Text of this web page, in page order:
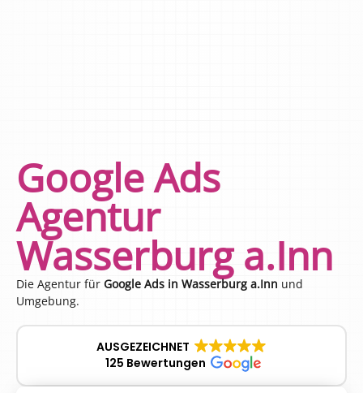
Google Ads
Agentur
Wasserburg a.Inn
Die Agentur für Google Ads in Wasserburg a.Inn und
Umgebung.
AUSGEZEICHNET
125 Bewertungen